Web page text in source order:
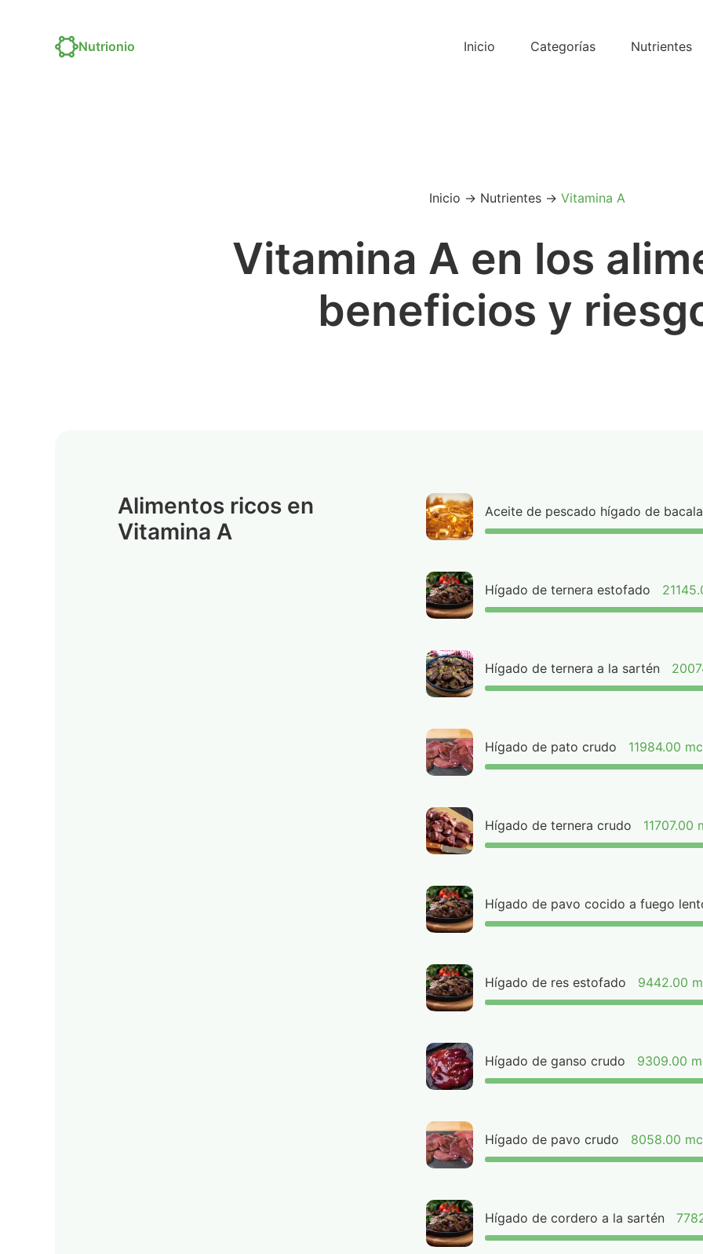
Nutrionio Inicio Categorías Nutrientes
Inicio → Nutrientes → Vitamina A
Vitamina A en los
beneficios y
Alimentos ricos en
Vitamina A
Aceite de pescado hígado de
Hígado de ternera estofado
Hígado de ternera a la sartén
Hígado de pato crudo 11984.00
Hígado de ternera crudo 11707.00
Hígado de pavo cocido a fuego
Hígado de res estofado 9442.00
Hígado de ganso crudo 9309.00
Hígado de pavo crudo 8058.00
Hígado de cordero a la sartén